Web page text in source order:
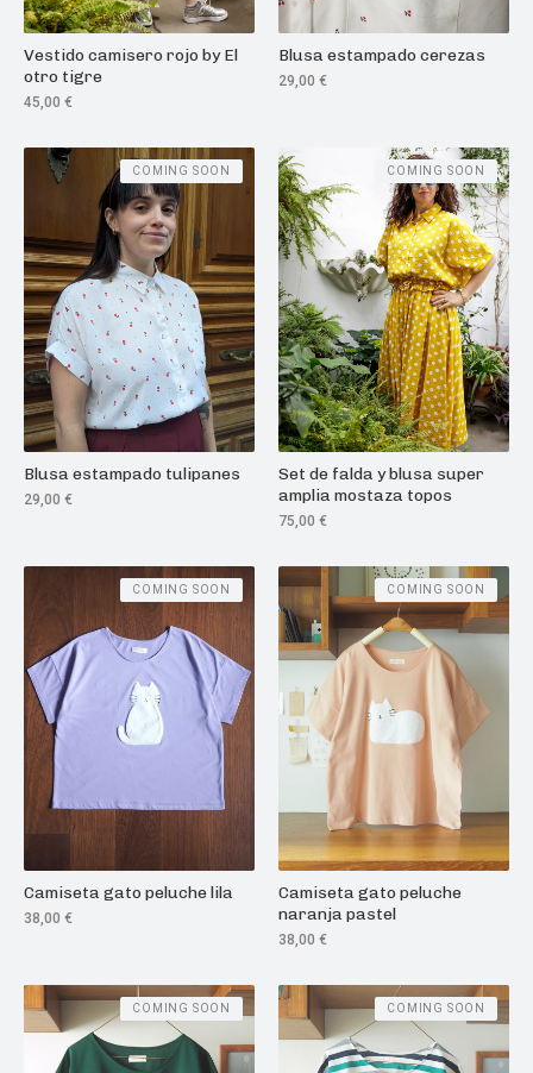
Vestido camisero rojo by El
otro tigre
45,00 €
Blusa estampado cerezas
29,00 €
Blusa estampado tulipanes
29,00 €
COMING SOON
Set de falda y blusa super
amplia mostaza topos
75,00 €
COMING SOON
Camiseta gato peluche lila
38,00 €
COMING SOON
Camiseta gato peluche
naranja pastel
38,00 €
COMING SOON
COMING SOON COMING SOON